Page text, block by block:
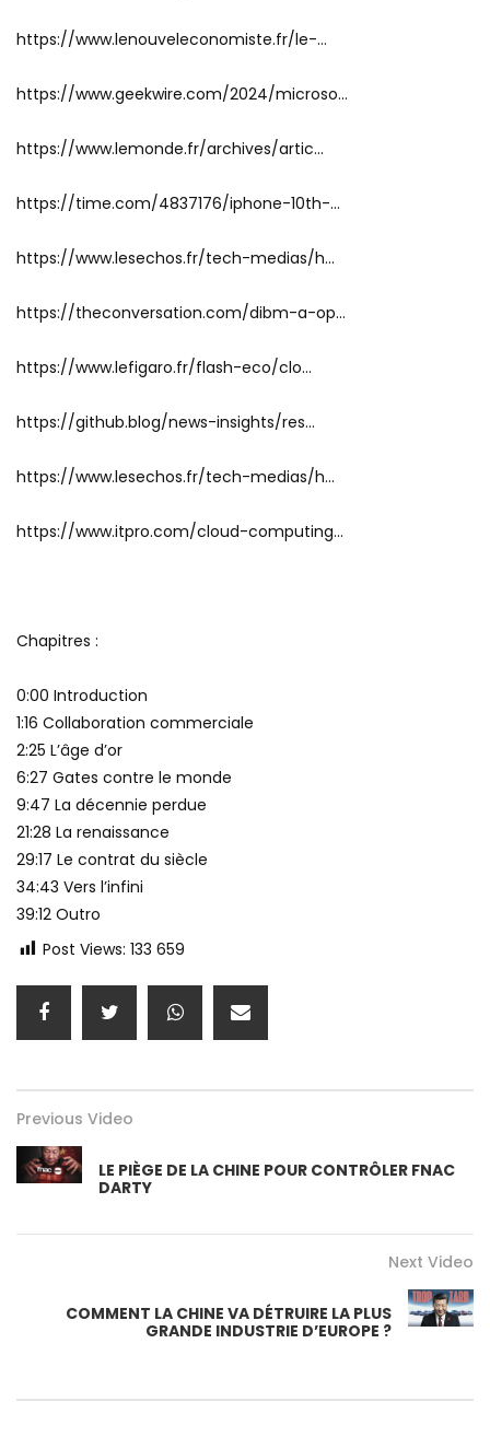
https://www.lenouveleconomiste.fr/le-…
https://www.geekwire.com/2024/microso…
https://www.lemonde.fr/archives/artic…
https://time.com/4837176/iphone-10th-…
https://www.lesechos.fr/tech-medias/h…
https://theconversation.com/dibm-a-op…
https://www.lefigaro.fr/flash-eco/clo…
https://github.blog/news-insights/res…
https://www.lesechos.fr/tech-medias/h…
https://www.itpro.com/cloud-computing…
Chapitres :
0:00 Introduction
1:16 Collaboration commerciale
2:25 L’âge d’or
6:27 Gates contre le monde
9:47 La décennie perdue
21:28 La renaissance
29:17 Le contrat du siècle
34:43 Vers l’infini
39:12 Outro
Post Views: 133 659
Previous Video
LE PIÈGE DE LA CHINE POUR CONTRÔLER FNAC
DARTY
Next Video
COMMENT LA CHINE VA DÉTRUIRE LA PLUS
GRANDE INDUSTRIE D’EUROPE ?